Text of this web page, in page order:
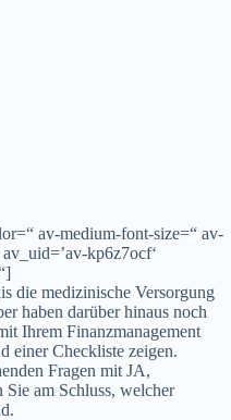
av-medium-font-size=“ av-
kp6z7ocf‘
die medizinische Versorgung
haben darüber hinaus noch
Ihrem Finanzmanagement
einer Checkliste zeigen.
Fragen mit JA,
am Schluss, welcher